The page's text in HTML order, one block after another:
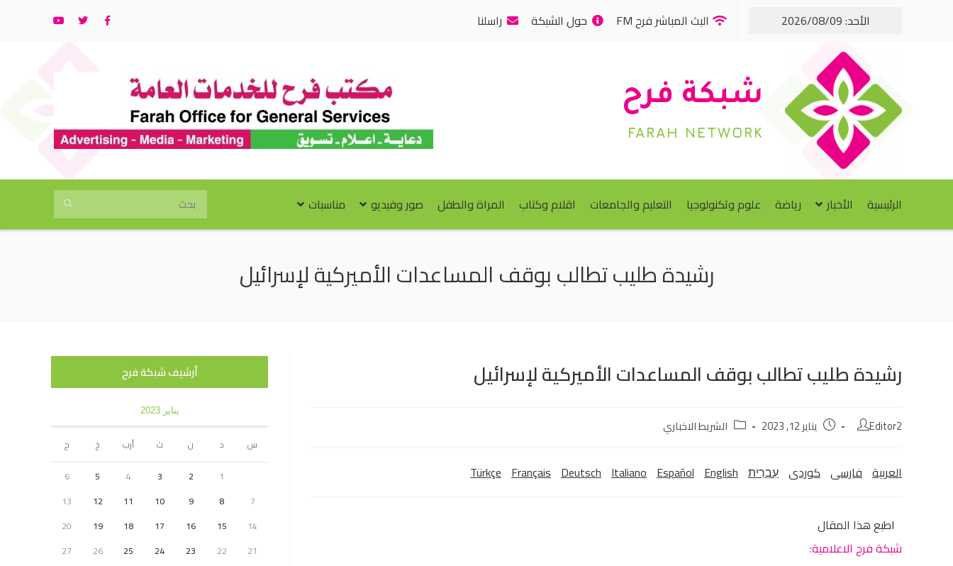
الأحد: 2026/08/09 البث المباشر فرح FM حول الشبكة راسلنا
شبكة فرح
FARAH NETWORK
الرئيسية الأخبار رياضة علوم وتكنولوجيا التعليم والجامعات اقلام وكتاب المراة والطفل صور وفيديو مناسبات
رشيدة طليب تطالب بوقف المساعدات الأميركية لإسرائيل
رشيدة طليب تطالب بوقف المساعدات الأميركية لإسرائيل
Editor2 يناير 12, 2023 الشريط الاخباري
العربية فارسی كوردی‎ עִבְרִית Türkçe Français Deutsch Italiano Español English
اطبع هذا المقال
شبكة فرح الاعلامية:
أرشيف شبكة فرح
يناير 2023
س د ن ث أرب خ
ج
1
2
3
4
5
6
7
8
9
10
11
12
13
14
15
16
17
18
19
20
21
22
23
24
25
26
27